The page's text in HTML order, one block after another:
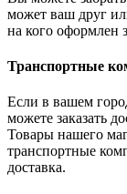
может ваш друг
на кого оформлен
Транспортные
Если в вашем
можете заказать
Товары нашего
транспортные
доставка.